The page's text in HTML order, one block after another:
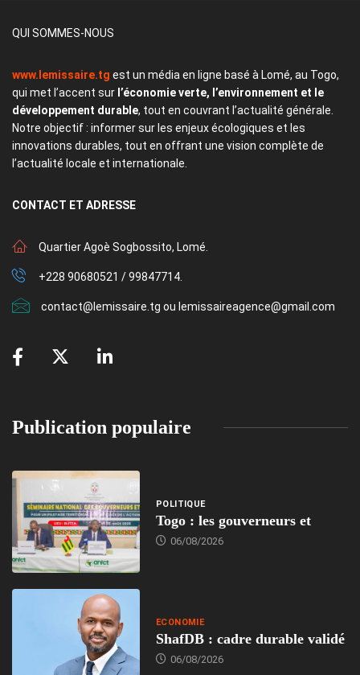
QUI SOMMES-NOUS
www.lemissaire.tg est un média en ligne basé à Lomé, au Togo,
qui met l’accent sur l’économie verte, l’environnement et le
développement durable, tout en couvrant l’actualité générale.
Notre objectif : informer sur les enjeux écologiques et les
innovations durables, tout en offrant une vision complète de
l’actualité locale et internationale.
CONTACT ET ADRESSE
Quartier Agoè Sogbossito, Lomé.
+228 90680521 / 99847714.
contact@lemissaire.tg ou lemissaireagence@gmail.com
Publication populaire
POLITIQUE
Togo : les gouverneurs et
06/08/2026
ECONOMIE
ShafDB : cadre durable validé
06/08/2026